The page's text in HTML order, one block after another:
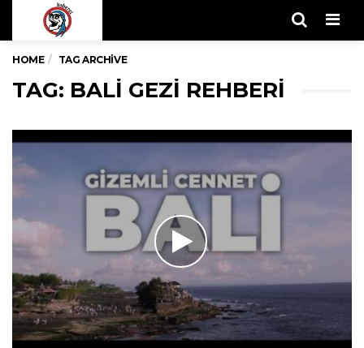
HOME TAG ARCHIVE
TAG: BALI GEZI REHBERI